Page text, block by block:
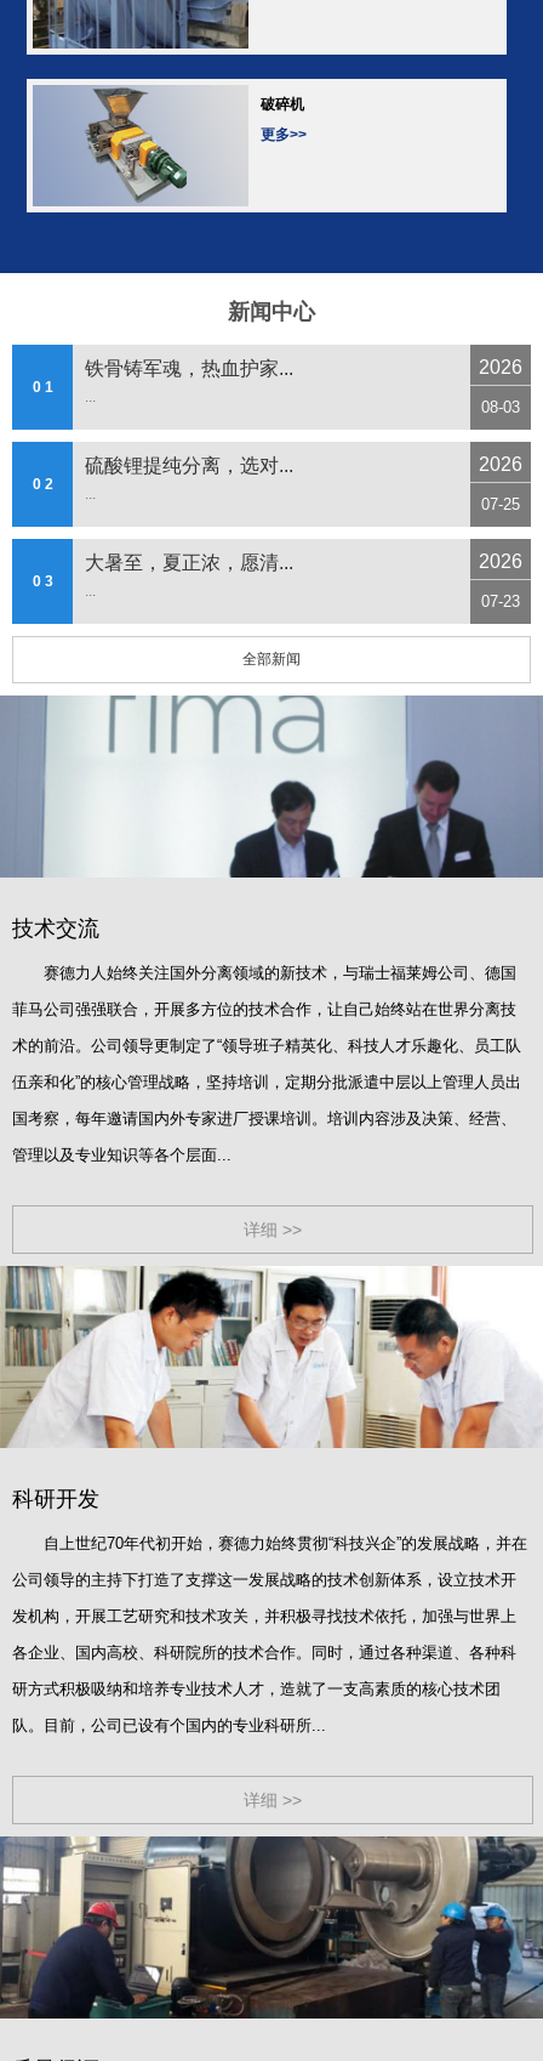
破碎机
更多>>
新闻中心
0 1
铁骨铸军魂，热血护家...
...
2026
08-03
0 2
硫酸锂提纯分离，选对...
...
2026
07-25
0 3
大暑至，夏正浓，愿清...
...
2026
07-23
全部新闻
技术交流
赛德力人始终关注国外分离领域的新技术，与瑞士福莱姆公司、德国
菲马公司强强联合，开展多方位的技术合作，让自己始终站在世界分离技
术的前沿。公司领导更制定了“领导班子精英化、科技人才乐趣化、员工队
伍亲和化”的核心管理战略，坚持培训，定期分批派遣中层以上管理人员出
国考察，每年邀请国内外专家进厂授课培训。培训内容涉及决策、经营、
管理以及专业知识等各个层面...
详细 >>
科研开发
自上世纪70年代初开始，赛德力始终贯彻“科技兴企”的发展战略，并在
公司领导的主持下打造了支撑这一发展战略的技术创新体系，设立技术开
发机构，开展工艺研究和技术攻关，并积极寻找技术依托，加强与世界上
各企业、国内高校、科研院所的技术合作。同时，通过各种渠道、各种科
研方式积极吸纳和培养专业技术人才，造就了一支高素质的核心技术团
队。目前，公司已设有个国内的专业科研所...
详细 >>